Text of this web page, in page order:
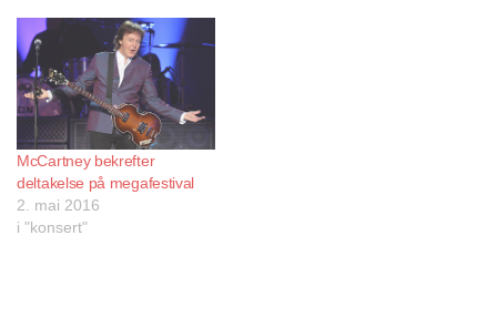
McCartney bekrefter
deltakelse på megafestival
2. mai 2016
i "konsert"